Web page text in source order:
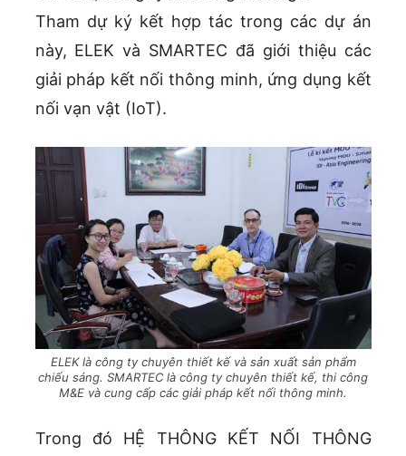
Tham dự ký kết hợp tác trong các dự án
này, ELEK và SMARTEC đã giới thiệu các
giải pháp kết nối thông minh, ứng dụng kết
nối vạn vật (IoT).
ELEK là công ty chuyên thiết kế và sản xuất sản phẩm
chiếu sáng. SMARTEC là công ty chuyên thiết kế, thi công
M&E và cung cấp các giải pháp kết nối thông minh.
Trong đó HỆ THÔNG KẾT NỐI THÔNG